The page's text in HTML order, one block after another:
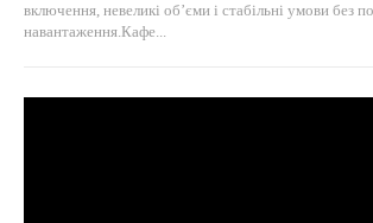
включення, невеликі об’єми і стабільні умови без
навантаження.Кафе...